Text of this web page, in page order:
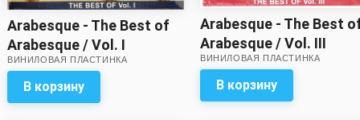
Arabesque - The Best of
Arabesque / Vol. I
ВИНИЛОВАЯ ПЛАСТИНКА
В корзину
Arabesque - The Best
Arabesque / Vol. III
ВИНИЛОВАЯ ПЛАСТИНКА
В корзину